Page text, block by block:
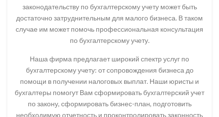
законодательству по бухгалтерскому учету может быть
достаточно затруднительным для малого бизнеса. В таком
случае им может помочь профессиональная консультация
по бухгалтерскому учету.
Наша фирма предлагает широкий спектр услуг по
бухгалтерскому учету: от сопровождения бизнеса до
помощи в получении налоговых выплат. Наши юристы и
бухгалтеры помогут Вам сформировать бухгалтерский учет
по закону, сформировать бизнес-план, подготовить
необходимую отчетность и проконтролировать законность